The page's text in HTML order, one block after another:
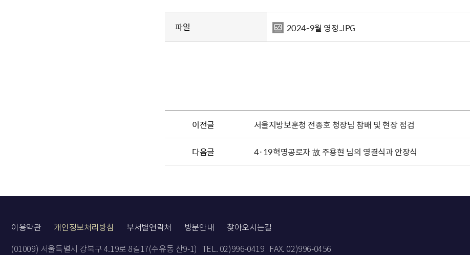
파일 2024-9월 영정.JPG
이전글 서울지방보훈청 전종호 청장님 참배 및 현장 점검
다음글 4·19혁명공로자 故 주용현 님의 영결식과 안장식
이용약관 개인정보처리방침 부서별연락처 방문안내 찾아오시는길
(01009) 서울특별시 강북구 4.19로 8길17(수유동 산9-1) TEL. 02)996-0419 FAX. 02)996-0456